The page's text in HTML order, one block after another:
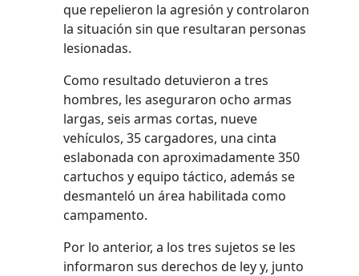
que repelieron la agresión y controlaron
la situación sin que resultaran personas
lesionadas.
Como resultado detuvieron a tres
hombres, les aseguraron ocho armas
largas, seis armas cortas, nueve
vehículos, 35 cargadores, una cinta
eslabonada con aproximadamente 350
cartuchos y equipo táctico, además se
desmanteló un área habilitada como
campamento.
Por lo anterior, a los tres sujetos se les
informaron sus derechos de ley y, junto